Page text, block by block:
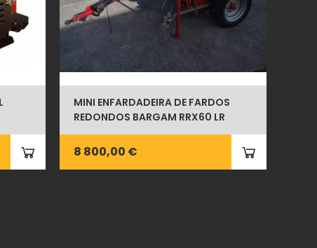
MINI ENFARDADEIRA DE FARDOS
REDONDOS BARGAM RRX60 LR
8 800,00 €